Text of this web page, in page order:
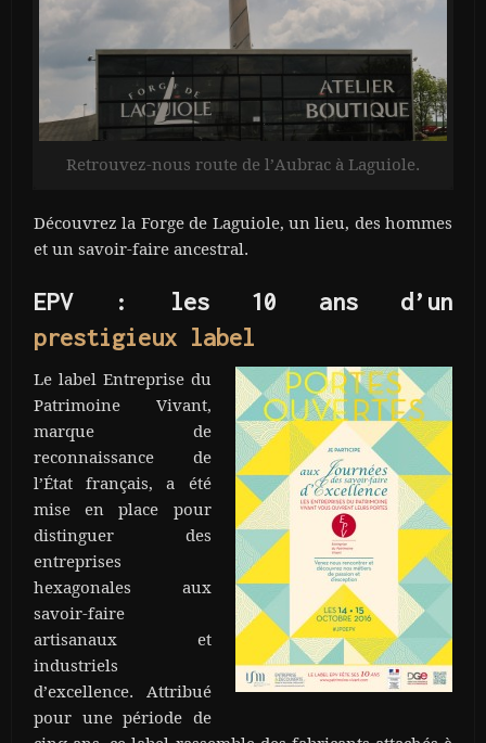
Retrouvez-nous route de l’Aubrac à Laguiole.
Découvrez la Forge de Laguiole, un lieu, des hommes
et un savoir-faire ancestral.
EPV : les 10 ans d’un
prestigieux label
Le label Entreprise du
Patrimoine Vivant,
marque de
reconnaissance de
l’État français, a été
mise en place pour
distinguer des
entreprises
hexagonales aux
savoir-faire
artisanaux et
industriels
d’excellence. Attribué
pour une période de